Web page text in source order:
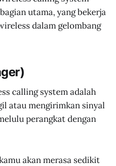
utama, yang bekerja
dalam gelombang
calling system adalah
atau mengirimkan sinyal
perangkat dengan
akan merasa sedikit